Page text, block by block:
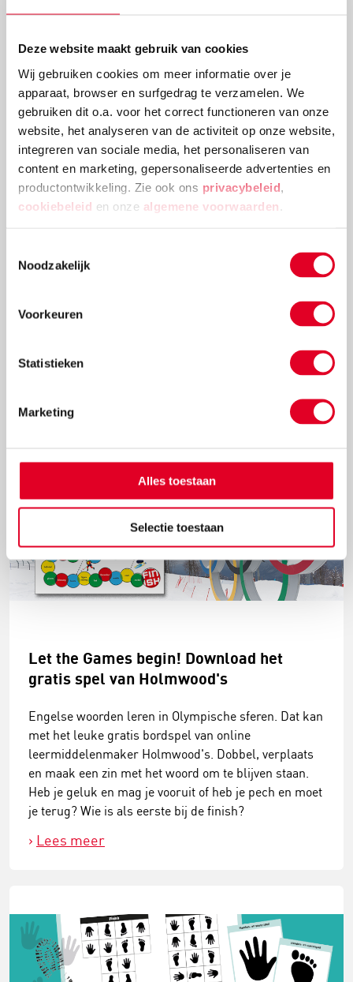
Deze website maakt gebruik van cookies
Wij gebruiken cookies om meer informatie over je
apparaat, browser en surfgedrag te verzamelen. We
gebruiken dit o.a. voor het correct functioneren van onze
website, het analyseren van de activiteit op onze website,
integreren van sociale media, het personaliseren van
content en marketing, gepersonaliseerde advertenties en
productontwikkeling. Zie ook ons privacybeleid
cookiebeleid en onze algemene voorwaarden
Noodzakelijk
Voorkeuren
Statistieken
Marketing
Alles toestaan
Selectie toestaan
tegeltjes zo moet verschuiven dat ze een afbeelding
vormen. Zo werkt deze activiteit ook. Maar dan in het
groot, terwijl je aan het planken bent. Een uitdagend
fysiek spelletje, dat niet alleen de rompspieren maar
Lees meer
Let the Games begin! Download het
gratis spel van Holmwood's
Engelse woorden leren in Olympische sferen. Dat kan
met het leuke gratis bordspel van online
leermiddelenmaker Holmwood's. Dobbel, verplaats
en maak een zin met het woord om te blijven staan.
Heb je geluk en mag je vooruit of heb je pech en moet
je terug? Wie is als eerste bij de finish?
Lees meer